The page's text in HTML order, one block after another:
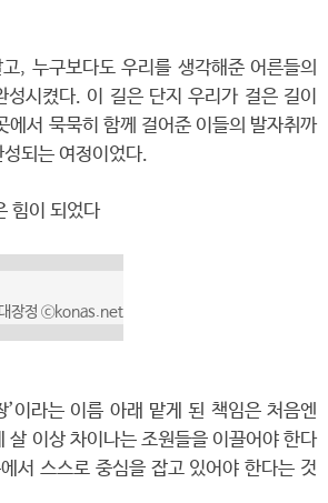
, 누구보다도 우리를 생각해준 어른들의
시켰다. 이 길은 단지 우리가 걸은 길이
에서 묵묵히 함께 걸어준 이들의 발자취까
되는 여정이었다.
힘이 되었다
장정 ⓒkonas.net
’이라는 이름 아래 맡게 된 책임은 처음엔
살 이상 차이나는 조원들을 이끌어야 한다
서 스스로 중심을 잡고 있어야 한다는 것